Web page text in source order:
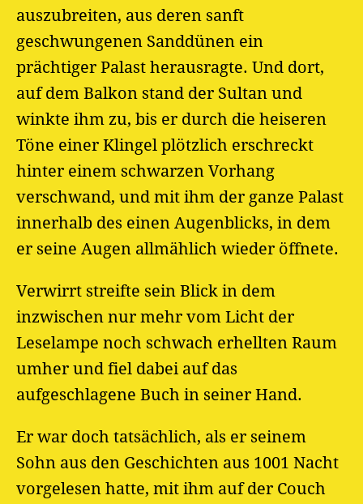
auszubreiten, aus deren sanft
geschwungenen Sanddünen ein
prächtiger Palast herausragte. Und dort,
auf dem Balkon stand der Sultan und
winkte ihm zu, bis er durch die heiseren
Töne einer Klingel plötzlich erschreckt
hinter einem schwarzen Vorhang
verschwand, und mit ihm der ganze Palast
innerhalb des einen Augenblicks, in dem
er seine Augen allmählich wieder öffnete.
Verwirrt streifte sein Blick in dem
inzwischen nur mehr vom Licht der
Leselampe noch schwach erhellten Raum
umher und fiel dabei auf das
aufgeschlagene Buch in seiner Hand.
Er war doch tatsächlich, als er seinem
Sohn aus den Geschichten aus 1001 Nacht
vorgelesen hatte, mit ihm auf der Couch